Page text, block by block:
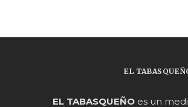
EL
EL TABASQUEÑO es un